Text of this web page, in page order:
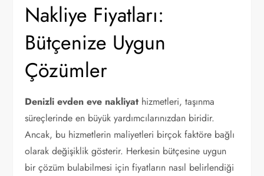
Nakliye Fiyatları:
Bütçenize Uygun
Çözümler
Denizli evden eve nakliyat hizmetleri, taşınma
süreçlerinde en büyük yardımcılarınızdan biridir.
Ancak, bu hizmetlerin maliyetleri birçok faktöre bağlı
olarak değişiklik gösterir. Herkesin bütçesine uygun
bir çözüm bulabilmesi için fiyatların nasıl belirlendiği